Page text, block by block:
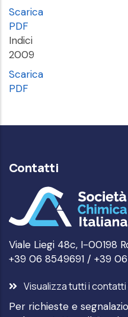
Scarica
PDF
Indici
2009
Scarica
PDF
Contatti
Viale Liegi 48c, I-00198
+39 06 8549691 / +39
Visualizza tutti i contatti
Per richieste e